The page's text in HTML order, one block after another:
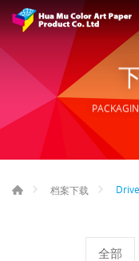
档案下载 Drive
全部